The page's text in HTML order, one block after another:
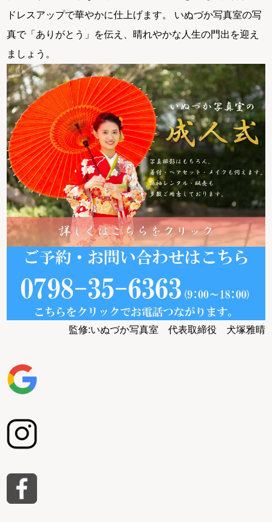
ドレスアップで華やかに仕上げます。 いぬづか写真室の写
真で「ありがとう」を伝え、晴れやかな人生の門出を迎え
ましょう。
監修:いぬづか写真室 代表取締役 犬塚雅晴